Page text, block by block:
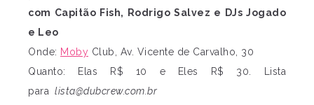
com Capitão Fish, Rodrigo Salvez e DJs Jogado
e Leo
Onde: Moby Club, Av. Vicente de Carvalho, 30
Quanto: Elas R$ 10 e Eles R$ 30. Lista
para lista@dubcrew.com.br